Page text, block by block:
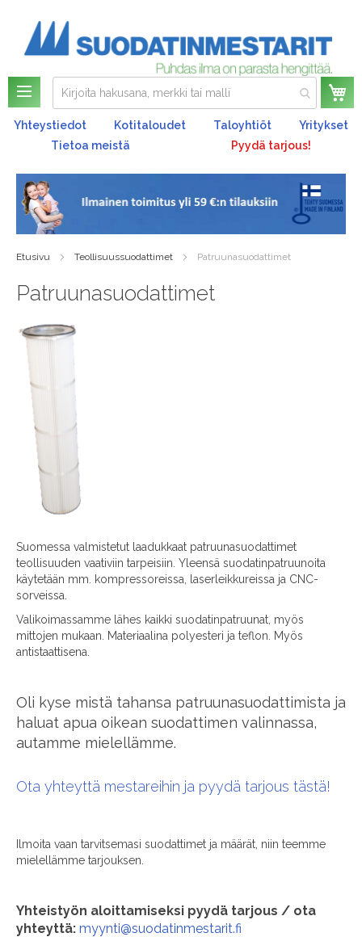
Yhteystiedot Kotitaloudet Taloyhtiöt
Yritykset
Tietoa meistä
Pyydä tarjous!
Etusivu Teollisuussuodattimet Patruunasuodattimet
Patruunasuodattimet
Suomessa valmistetut laadukkaat patruunasuodattimet
teollisuuden vaativiin tarpeisiin. Yleensä suodatinpatruunoita
käytetään mm. kompressoreissa, laserleikkureissa ja CNC-
sorveissa.
Valikoimassamme lähes kaikki suodatinpatruunat, myös
mittojen mukaan. Materiaalina polyesteri ja teflon. Myös
antistaattisena.
Oli kyse mistä tahansa patruunasuodattimista ja
haluat apua oikean suodattimen valinnassa,
autamme mielellämme.
Ota yhteyttä mestareihin ja pyydä tarjous tästä!
Ilmoita vaan tarvitsemasi suodattimet ja määrät, niin teemme
mielellämme tarjouksen.
Yhteistyön aloittamiseksi pyydä tarjous / ota
yhteyttä: myynti@suodatinmestarit.fi